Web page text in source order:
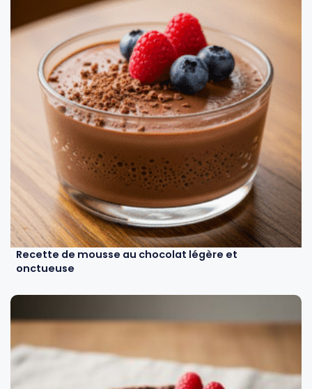
Recette de mousse au chocolat légère et
onctueuse